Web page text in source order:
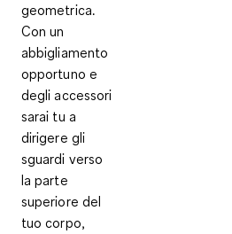
geometrica.
Con un
abbigliamento
opportuno e
degli accessori
sarai tu a
dirigere gli
sguardi verso
la parte
superiore del
tuo corpo,